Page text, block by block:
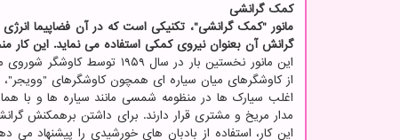
کمک گرانشی
مانور "کمک گرانشی"، تکنیکی است که در آن فضاپیما
گرانش آن بعنوان نیروی کمکی استفاده می نماید. این
از کاوشگرهای میان سیاره ای همچون کاوشگرهای "وویجر"،
اغلب سیارک ها در منظومه شمسی مانند سیاره ها و با
مدار مریخ و مشتری قرار دارند. برای داشتن برهمکنش
این کار، استفاده از بادبان های خورشیدی را پیشنهاد